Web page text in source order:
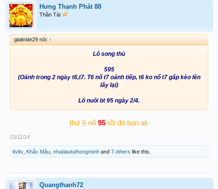
Hưng Thạnh Phát 88
Thần Tài
giaitride29 nói: ↑
Lô song thủ
595
(Oánh trong 2 ngày t6,t7. T6 nổ t7 oánh tiếp, t6 ko nổ t7 gấp kèo lên
lấy lại)
Lô nuôi bt 95 ngày 2/4.
thứ 6 nổ 95 rồi đó bạn ak
13/11/14
ltvltv Khắc Mậu nhadaututhongminh and 7 others like this.
Quangthanh72